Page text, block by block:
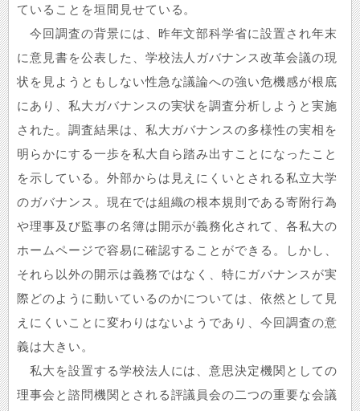
ていることを垣間見せている。
今回調査の背景には、昨年文部科学省に設置され年末
に意見書を公表した、学校法人ガバナンス改革会議の現
状を見ようともしない性急な議論への強い危機感が根底
にあり、私大ガバナンスの実状を調査分析しようと実施
された。調査結果は、私大ガバナンスの多様性の実相を
明らかにする一歩を私大自ら踏み出すことになったこと
を示している。外部からは見えにくいとされる私立大学
のガバナンス。現在では組織の根本規則である寄附行為
や理事及び監事の名簿は開示が義務化されて、各私大の
ホームページで容易に確認することができる。しかし、
それら以外の開示は義務ではなく、特にガバナンスが実
際どのように動いているのかについては、依然として見
えにくいことに変わりはないようであり、今回調査の意
義は大きい。
私大を設置する学校法人には、意思決定機関としての
理事会と諮問機関とされる評議員会の二つの重要な会議